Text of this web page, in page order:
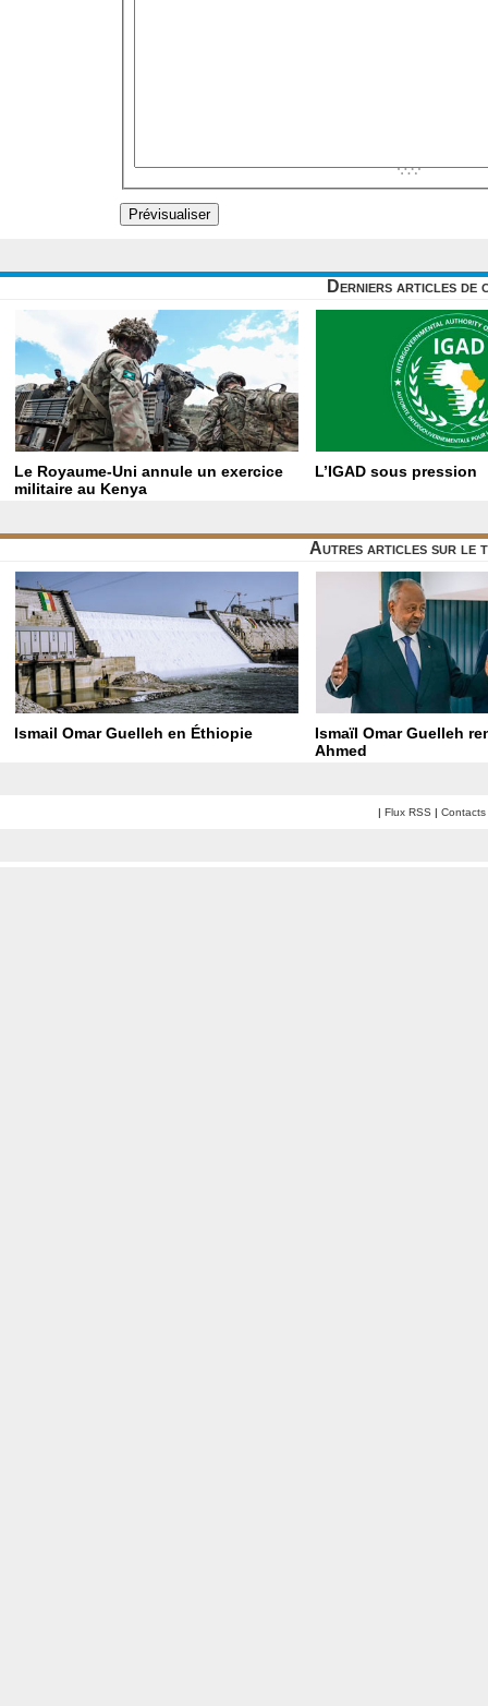
Derniers articles de
Le Royaume-Uni annule un exercice
militaire au Kenya
L’IGAD sous pression
Autres articles sur le
Ismail Omar Guelleh en Éthiopie
Ismaïl Omar Guelleh
Ahmed
| Flux RSS | Contacts